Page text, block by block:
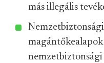
más illegális